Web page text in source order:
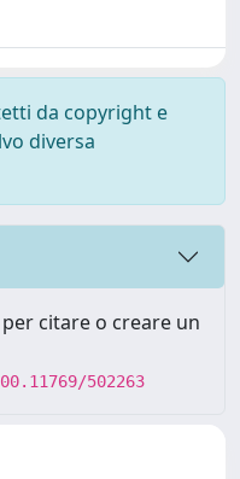
da copyright e
diversa
citare o creare un
502263